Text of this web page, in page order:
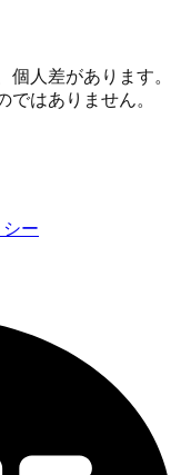
人差があります。
ではありません。
ー